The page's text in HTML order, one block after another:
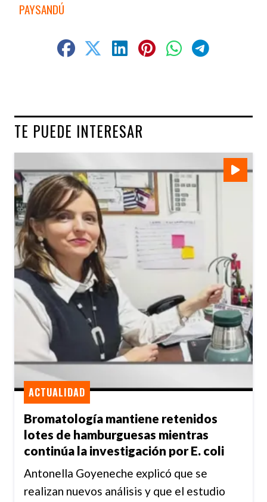
PAYSANDÚ
TE PUEDE INTERESAR
Bromatología mantiene retenidos
lotes de hamburguesas mientras
continúa la investigación por E. coli
ACTUALIDAD
Antonella Goyeneche explicó que se
realizan nuevos análisis y que el estudio